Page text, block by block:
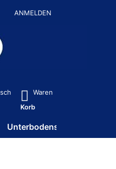
ANMELDEN
die Eingabetaste, um alle
Waren
Korb
Unterbodenschutz / HV